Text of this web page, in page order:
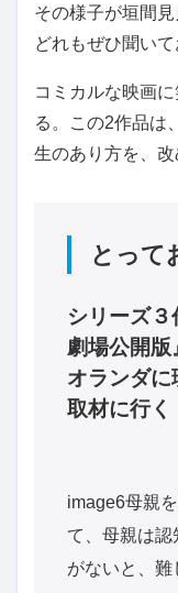
その様子が垣間
どれもぜひ聞い
コミカルな映画
る。この2作品は
生のあり方を、改
とって
シリーズ
劇場公開版
オランダに
取材に行く
image6母親
て、母親は
がないと、